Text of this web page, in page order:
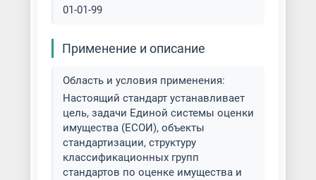
01-01-99
Применение и описание
Область и условия применения:
Настоящий стандарт устанавливает
цель, задачи Единой системы оценки
имущества (ЕСОИ), объекты
стандартизации, структуру
классификационных групп
стандартов по оценке имущества и